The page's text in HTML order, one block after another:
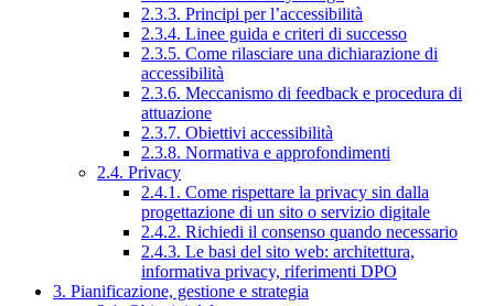
2.3.3. Principi per l’accessibilità
2.3.4. Linee guida e criteri di successo
2.3.5. Come rilasciare una dichiarazione di
accessibilità
2.3.6. Meccanismo di feedback e procedura di
attuazione
2.3.7. Obiettivi accessibilità
2.3.8. Normativa e approfondimenti
2.4. Privacy
2.4.1. Come rispettare la privacy sin dalla
progettazione di un sito o servizio digitale
2.4.2. Richiedi il consenso quando necessario
2.4.3. Le basi del sito web: architettura,
informativa privacy, riferimenti DPO
3. Pianificazione, gestione e strategia